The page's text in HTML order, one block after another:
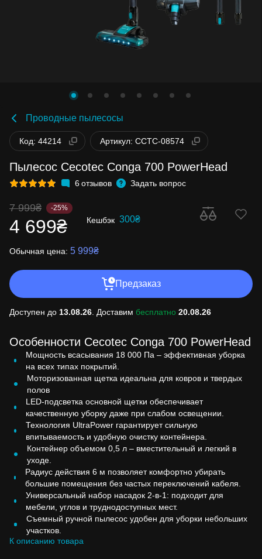
Проводные пылесосы
Код: 44214 Артикул: CCTC-08574
Пылесос Cecotec Conga 700 PowerHead
6отзывов Задать вопрос
7 999₴ -25%
4 699₴ Кешбэк 300₴
Доступен до 13.08.26 . Доставим бесплатно 20.08.26
Предзаказ
Обычная цена: 5 999₴
Особенности Cecotec Conga 700 PowerHead
Мощность всасывания 18 000 Па – эффективная уборка
на всех типах покрытий.
Моторизованная щетка идеальна для ковров и твердых
полов
LED-подсветка основной щетки обеспечивает
качественную уборку даже при слабом освещении.
Технология UltraPower гарантирует сильную
впитываемость и удобную очистку контейнера.
Контейнер объемом 0,5 л – вместительный и легкий в
уходе.
Радиус действия 6 м позволяет комфортно убирать
большие помещения без частых переключений кабеля.
Универсальный набор насадок 2-в-1: подходит для
мебели, углов и труднодоступных мест.
Съемный ручной пылесос удобен для уборки небольших
участков.
К описанию товара